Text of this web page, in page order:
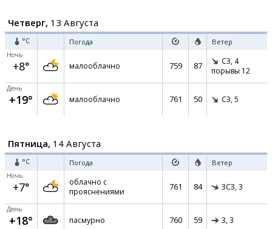
Четверг, 13 Августа
°C Погода Ветер
Ночь
+8° малооблачно 759 87 СЗ, 4
порывы 12
День
+19° малооблачно 761 50 СЗ, 5
Пятница, 14 Августа
°C Погода Ветер
Ночь
+7°
облачно с
прояснениями
761 84 ЗСЗ, 3
День
+18° пасмурно 760 59 З, 3